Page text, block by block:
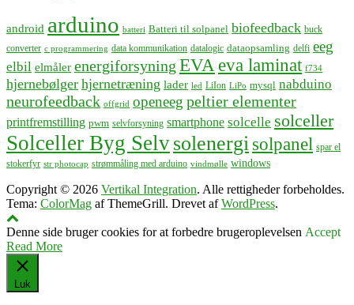
android arduino batteri Batteri til solpanel biofeedback buck
converter c programmering data kommunikation datalogic dataopsamling delfi eeg
elbil elmåler energiforsyning EVA eva laminat f734
hjernebølger hjernetræning lader led LiIon LiPo mysql nabduino
neurofeedback offgrid openeeg peltier elementer
printfremstilling pwm selvforsyning smartphone solcelle solceller
Solceller Byg Selvsolenergisolpanel spar el
stokerfyr str photocap strømmåling med arduino vindmølle windows
Copyright © 2026 Vertikal Integration. Alle rettigheder forbeholdes.
Tema: ColorMag af ThemeGrill. Drevet afWordPress.
Denne side bruger cookies for at forbedre brugeroplevelsen Accept
Read More
Luk